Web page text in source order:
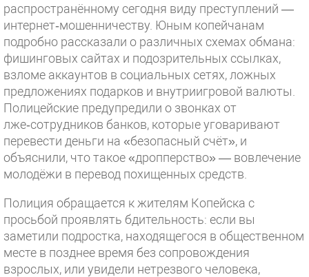
распространённому сегодня виду преступлений —
интернет‑мошенничеству. Юным копейчанам
подробно рассказали о различных схемах обмана:
фишинговых сайтах и подозрительных ссылках,
взломе аккаунтов в социальных сетях, ложных
предложениях подарков и внутриигровой валюты.
Полицейские предупредили о звонках от
лже‑сотрудников банков, которые уговаривают
перевести деньги на «безопасный счёт», и
объяснили, что такое «дропперство» — вовлечение
молодёжи в перевод похищенных средств.
Полиция обращается к жителям Копейска с
просьбой проявлять бдительность: если вы
заметили подростка, находящегося в общественном
месте в позднее время без сопровождения
взрослых, или увидели нетрезвого человека,